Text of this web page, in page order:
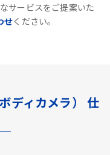
サービスをご提案いた
せください。
ディカメラ） 仕